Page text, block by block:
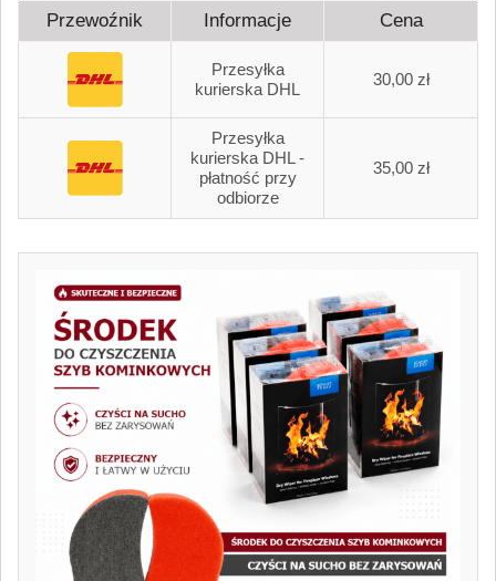
Przewoźnik
Informacje Cena
Przesyłka
kurierska DHL
30,00 zł
Przesyłka
kurierska DHL -
płatność przy
odbiorze
35,00 zł